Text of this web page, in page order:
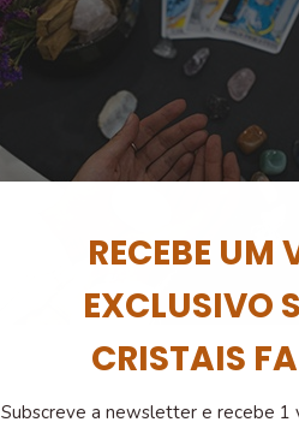
RECEBE UM
EXCLUSIVO
CRISTAIS
Subscreve a newsletter e recebe 1